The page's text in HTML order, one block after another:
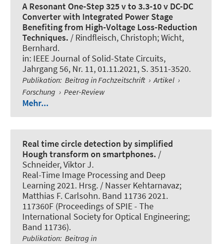
A Resonant One-Step 325 v to 3.3-10 v DC-DC
Converter with Integrated Power Stage
Benefiting from High-Voltage Loss-Reduction
Techniques. / Rindfleisch, Christoph; Wicht,
Bernhard.
in: IEEE Journal of Solid-State Circuits,
Jahrgang 56, Nr. 11, 01.11.2021, S. 3511-3520.
Publikation: Beitrag in Fachzeitschrift › Artikel ›
Forschung › Peer-Review
Mehr...
Real time circle detection by simplified
Hough transform on smartphones. /
Schneider, Viktor J.
Real-Time Image Processing and Deep
Learning 2021. Hrsg. / Nasser Kehtarnavaz;
Matthias F. Carlsohn. Band 11736 2021.
117360F (Proceedings of SPIE - The
International Society for Optical Engineering;
Band 11736).
Publikation: Beitrag in